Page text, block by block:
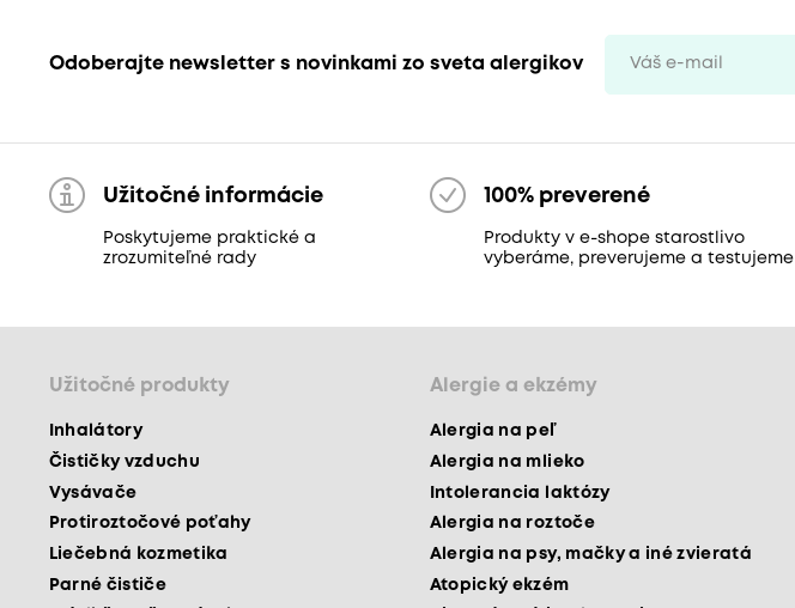
Odoberajte newsletter s novinkami zo sveta alergikov
Užitočné informácie
Poskytujeme praktické a
zrozumiteľné rady
100% preverené
Produkty v e-shope starostlivo
vyberáme, preverujeme a testujeme
Užitočné produkty
Inhalátory
Čističky vzduchu
Vysávače
Protiroztočové poťahy
Liečebná kozmetika
Parné čističe
Alergie a ekzémy
Alergia na peľ
Alergia na mlieko
Intolerancia laktózy
Alergia na roztoče
Alergia na psy, mačky a iné zvieratá
Atopický ekzém